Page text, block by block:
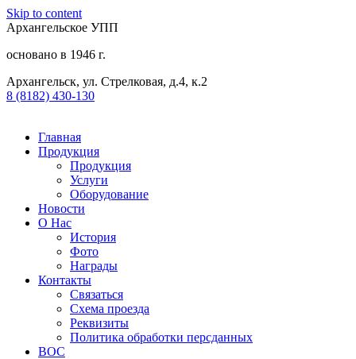
Skip to content
Архангельское УПП
основано в 1946 г.
Архангельск, ул. Стрелковая, д.4, к.2
8 (8182) 430-130​
Главная
Продукция
Продукция
Услуги
Оборудование
Новости
О Нас
История
Фото
Награды
Контакты
Связаться
Схема проезда
Реквизиты
Политика обработки персданных
ВОС